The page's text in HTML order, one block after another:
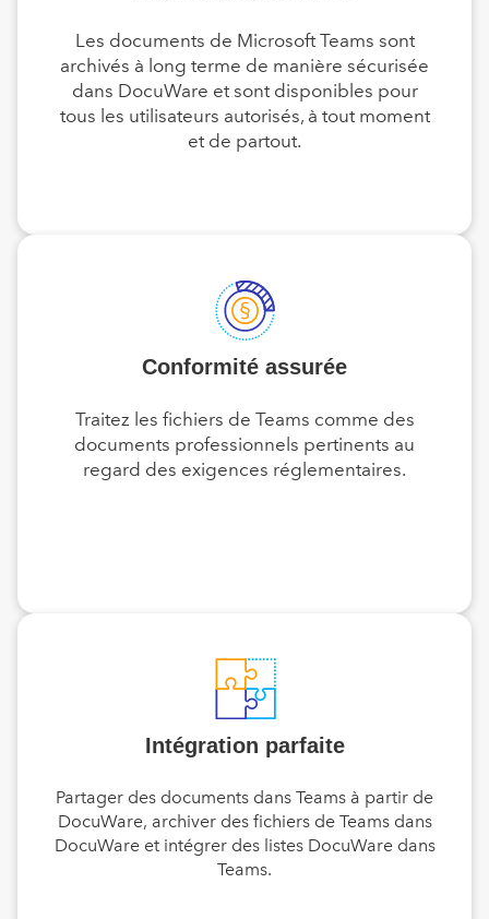
Les documents de Microsoft Teams sont
archivés à long terme de manière sécurisée
dans DocuWare et sont disponibles pour
tous les utilisateurs autorisés, à tout moment
et de partout.
Conformité assurée
Traitez les fichiers de Teams comme des
documents professionnels pertinents au
regard des exigences réglementaires.
Intégration parfaite
Partager des documents dans Teams à partir de
DocuWare, archiver des fichiers de Teams dans
DocuWare et intégrer des listes DocuWare dans
Teams.